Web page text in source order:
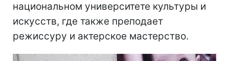
национальном университете культуры и
искусств, где также преподает
режиссуру и актерское мастерство.